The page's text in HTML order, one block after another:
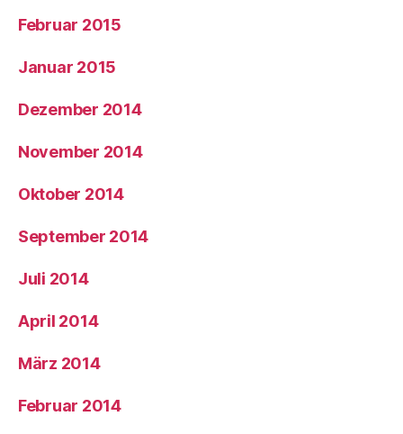
Februar 2015
Januar 2015
Dezember 2014
November 2014
Oktober 2014
September 2014
Juli 2014
April 2014
März 2014
Februar 2014